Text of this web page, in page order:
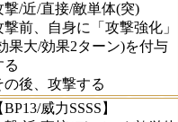
撃/近/直接/敵単体(突)
撃前、自身に「攻撃強化」
果大/効果2ターン)を付与
る
の後、攻撃する
BP13/威力SSSS】